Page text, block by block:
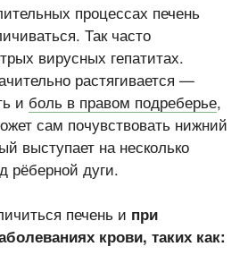
процессах печень
Так часто
вирусных гепатитах.
растягивается —
и боль в правом подреберье,
сам почувствовать нижний
выступает на несколько
рёберной дуги.
печень и при
крови, таких как: